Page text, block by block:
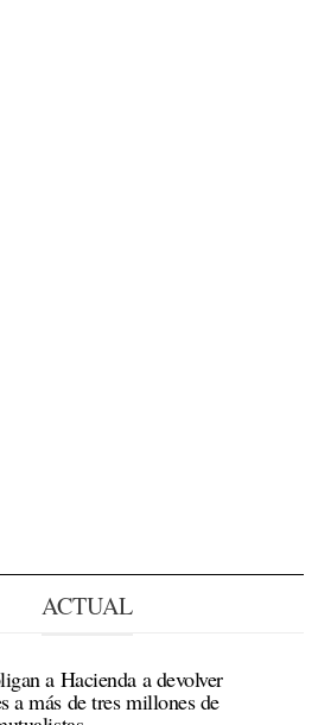
ACTUAL
a Hacienda a devolver
a más de tres millones de